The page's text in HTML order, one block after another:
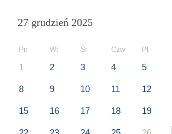
27 grudzień 2025
Pn Wt Śr Czw Pt
1 2 3 4 5
8 9 10 11 12
15 16 17 18 19